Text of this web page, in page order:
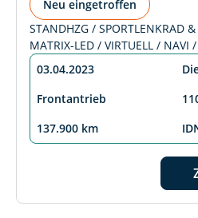
Neu eingetroffen
STANDHZG / SPORTLENKRAD
MATRIX-LED / VIRTUELL / NAVI
03.04.2023
Frontantrieb
137.900 km